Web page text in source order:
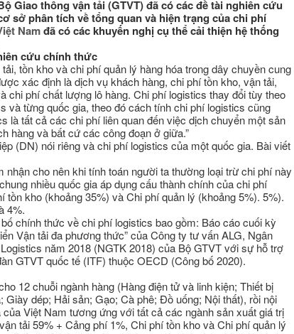
Giao thông vận tải (GTVT) đã có các đề tài nghiên cứu
sở phân tích về tổng quan và hiện trạng của chi phí
Namđã có các khuyến nghị cụ thể cải thiện hệ thống
cứu chính thức
tồn kho và chi phí quản lý hàng hóa trong dây chuyền cung
xác định là dịch vụ khách hàng, chi phí tồn kho, vận tải,
chi phí chất lượng lô hàng. Chi phí logistics thay đổi tùy theo
và từng quốc gia, theo đó cách tính chi phí logistics cũng
là tất cả các chi phí liên quan đến việc dịch chuyển một sản
hàng và bất cứ các công đoạn ở giữa.”
(DN) nói riêng và chi phí logistics của một quốc gia. Bài viết
cho nên khi tính toán người ta thường loại trừ chi phí này
nhiều quốc gia áp dụng cấu thành chính của chi phí
kho (khoảng 35%) và Chi phí quản lý (khoảng 5%). 5%).
4%.
chính thức về chi phí logistics bao gồm: Báo cáo cuối kỳ
Vận tải đa phương thức” của Công ty tư vấn ALG, Ngân
năm 2018 (NGTK 2018) của Bộ GTVT với sự hỗ trợ
GTVT quốc tế (ITF) thuộc OECD (Công bố 2020).
12 chuỗi ngành hàng (Hàng điện tử và linh kiện; Thiết bị
dép; Hải sản; Gạo; Cà phê; Đồ uống; Nội thất), rồi nội
Việt Nam tương ứng với tất cả các ngành sản xuất giá trị
tải 59% + Cảng phí 1%, Chi phí tồn kho và Chi phí quản lý